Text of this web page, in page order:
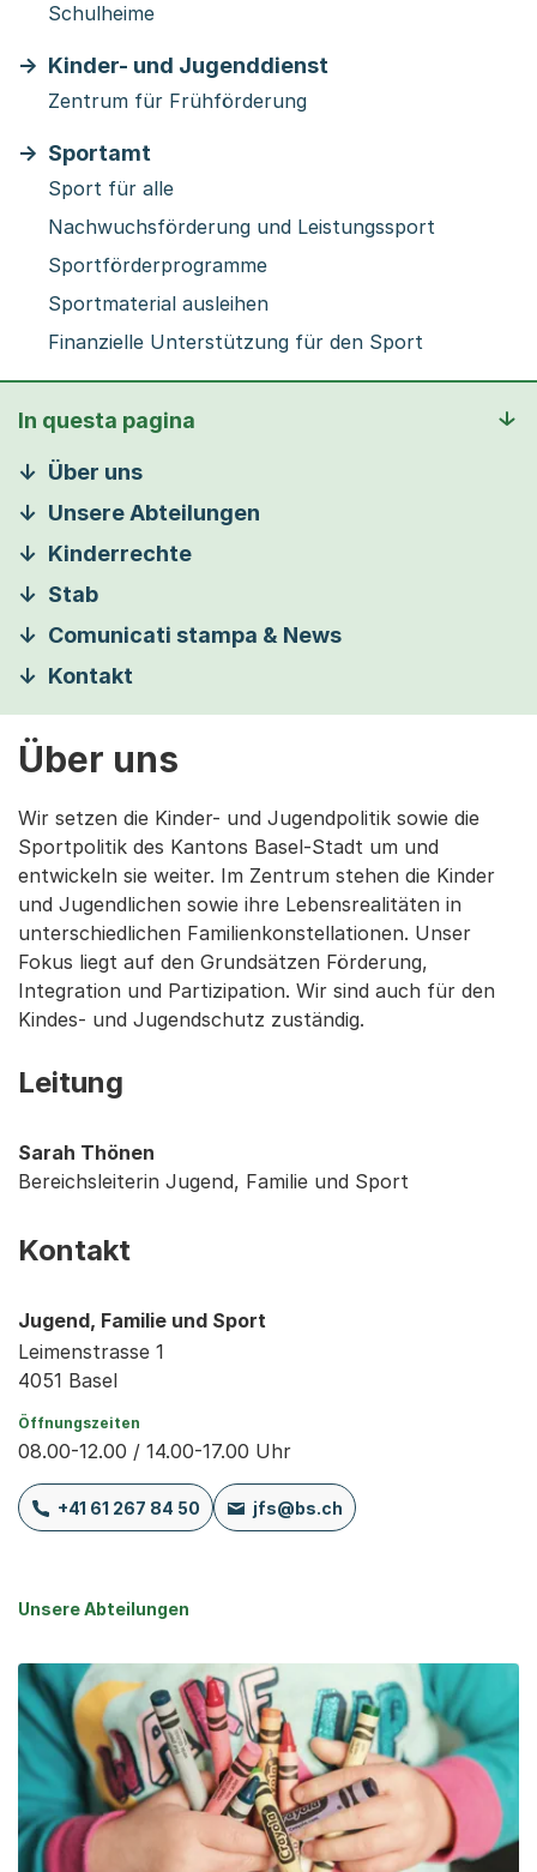
Schulheime
Kinder- und Jugenddienst
Zentrum für Frühförderung
Sportamt
Sport für alle
Nachwuchsförderung und Leistungssport
Sportförderprogramme
Sportmaterial ausleihen
Finanzielle Unterstützung für den Sport
In questa pagina
Über uns
Unsere Abteilungen
Kinderrechte
Stab
Comunicati stampa & News
Kontakt
Über uns
Wir setzen die Kinder- und Jugendpolitik sowie die
Sportpolitik des Kantons Basel-Stadt um und
entwickeln sie weiter. Im Zentrum stehen die Kinder
und Jugendlichen sowie ihre Lebensrealitäten in
unterschiedlichen Familienkonstellationen. Unser
Fokus liegt auf den Grundsätzen Förderung,
Integration und Partizipation. Wir sind auch für den
Kindes- und Jugendschutz zuständig.
Leitung
Sarah Thönen
Bereichsleiterin Jugend, Familie und Sport
Kontakt
Jugend, Familie und Sport
Leimenstrasse 1
4051 Basel
Öffnungszeiten
08.00-12.00 / 14.00-17.00 Uhr
+41 61 267 84 50 jfs@bs.ch
Unsere Abteilungen